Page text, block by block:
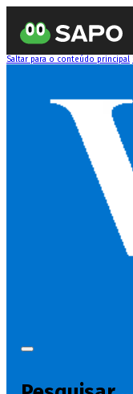
Saltar para o conteúdo principal